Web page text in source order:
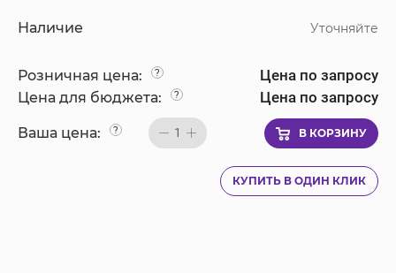
Наличие Уточняйте
Розничная цена: ? Цена по запросу
Цена для бюджета: ? Цена по запросу
Ваша цена: ? 1 В КОРЗИНУ
КУПИТЬ В ОДИН КЛИК